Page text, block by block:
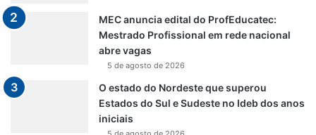
MEC anuncia edital do ProfEducatec:
Mestrado Profissional em rede nacional
abre vagas
5 de agosto de 2026
O estado do Nordeste que superou
Estados do Sul e Sudeste no Ideb dos anos
iniciais